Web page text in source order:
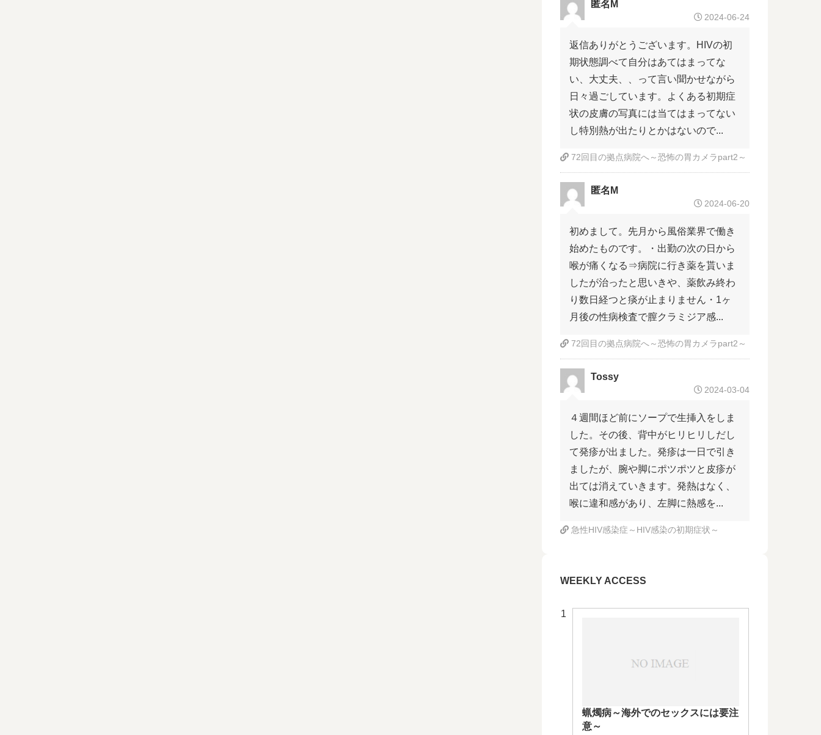
匿名M
2024-06-24
返信ありがとうございます。HIVの初
期状態調べて自分はあてはまってな
い、大丈夫、、って言い聞かせながら
日々過ごしています。よくある初期症
状の皮膚の写真には当てはまってない
し特別熱が出たりとかはないので...
72回目の拠点病院へ～恐怖の胃カメラpart2～
匿名M
2024-06-20
初めまして。先月から風俗業界で働き
始めたものです。・出勤の次の日から
喉が痛くなる⇒病院に行き薬を貰いま
したが治ったと思いきや、薬飲み終わ
り数日経つと痰が止まりません・1ヶ
月後の性病検査で膣クラミジア感...
72回目の拠点病院へ～恐怖の胃カメラpart2～
Tossy
2024-03-04
４週間ほど前にソープで生挿入をしま
した。その後、背中がヒリヒリしだし
て発疹が出ました。発疹は一日で引き
ましたが、腕や脚にポツポツと皮疹が
出ては消えていきます。発熱はなく、
喉に違和感があり、左脚に熱感を...
急性HIV感染症～HIV感染の初期症状～
WEEKLY ACCESS
蝋燭病～海外でのセックスには要注
意～